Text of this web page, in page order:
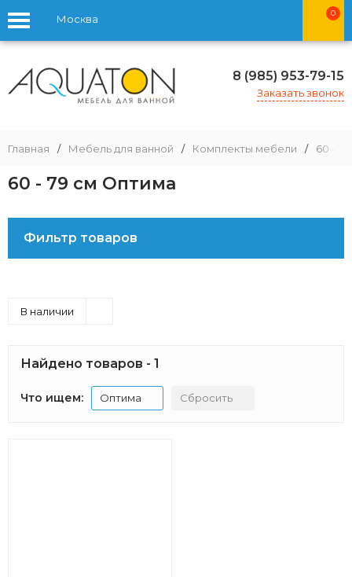
Москва 0
8 (985) 953-79-15
Заказать звонок
Главная / Мебель для ванной / Комплекты мебели / 60 -
60 - 79 см Оптима
Фильтр товаров
В наличии
Найдено товаров - 1
Что ищем: Оптима Сбросить